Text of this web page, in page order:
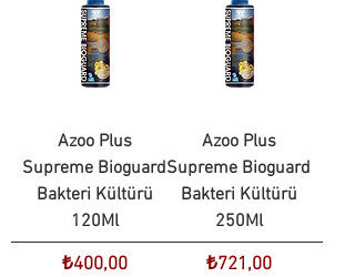
Azoo Plus
Supreme Bioguard
Bakteri Kültürü
120Ml
Fiyat
₺400,00
Azoo Plus
Supreme Bioguard
Bakteri Kültürü
250Ml
Fiyat
₺721,00